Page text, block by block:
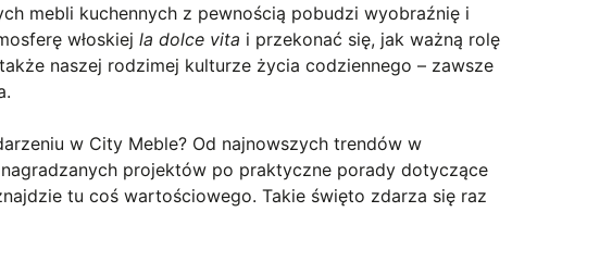
mebli kuchennych z pewnością pobudzi wyobraźnię i
włoskiejla dolce vita i przekonać się, jak ważną rolę
naszej rodzimej kulturze życia codziennego – zawsze
w City Meble? Od najnowszych trendów w
projektów po praktyczne porady dotyczące
tu coś wartościowego. Takie święto zdarza się raz